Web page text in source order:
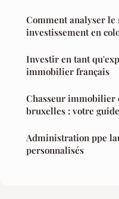
Comment analyser
investissement en
Investir en tant
immobilier français
Chasseur immobilier
bruxelles : votre
Administration ppe
personnalisés